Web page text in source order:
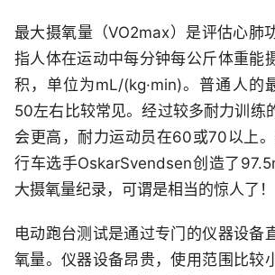
最大摄氧量（VO2max）是评估心肺
指人体在运动中每分钟每公斤体重能
积，单位为mL/(kg·min)。普通人的
50左右比较常见。经过较多耐力训练
会更高，耐力运动员在60或70以上
行车选手OskarSvendsen创造了
大摄氧量纪录，可谓是相当的惊人了！
电动跑台测试是通过专门的仪器设备
氧量。仪器设备昂贵，使用范围比较